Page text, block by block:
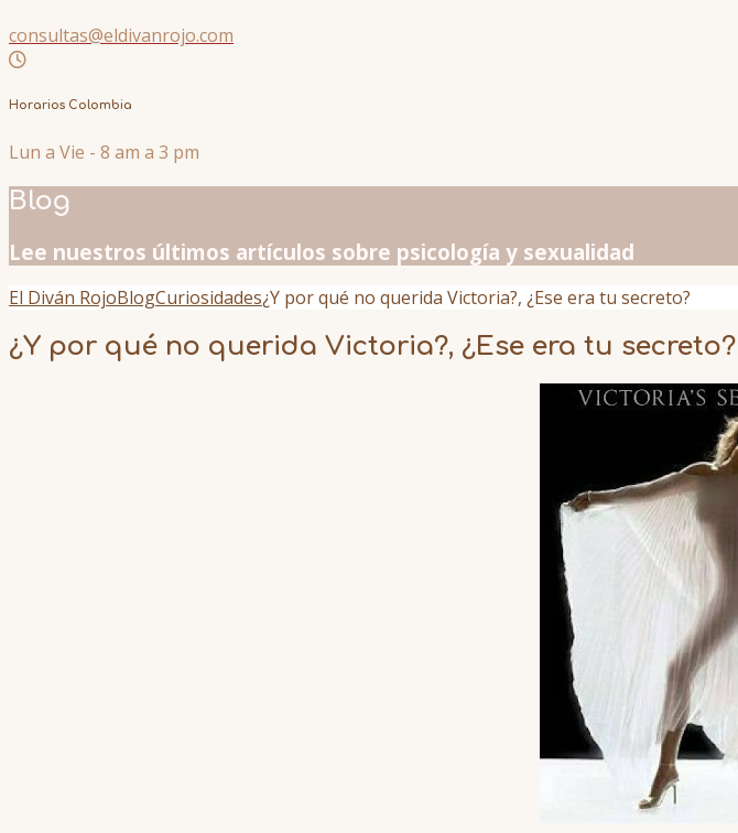
consultas@eldivanrojo.com
Horarios Colombia
Lun a Vie - 8 am a 3 pm
Blog
Lee nuestros últimos artículos sobre psicología y sexualidad
El Diván RojoBlogCuriosidades¿Y por qué no querida Victoria?, ¿Ese era tu secreto?
¿Y por qué no querida Victoria?, ¿Ese era tu secreto?